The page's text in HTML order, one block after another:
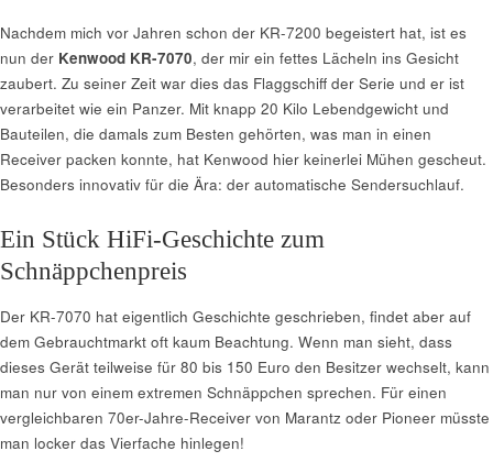
Nachdem mich vor Jahren schon der KR-7200 begeistert hat, ist es
nun der Kenwood KR-7070, der mir ein fettes Lächeln ins Gesicht
zaubert. Zu seiner Zeit war dies das Flaggschiff der Serie und er ist
verarbeitet wie ein Panzer. Mit knapp 20 Kilo Lebendgewicht und
Bauteilen, die damals zum Besten gehörten, was man in einen
Receiver packen konnte, hat Kenwood hier keinerlei Mühen gescheut.
Besonders innovativ für die Ära: der automatische Sendersuchlauf.
Ein Stück HiFi-Geschichte zum
Schnäppchenpreis
Der KR-7070 hat eigentlich Geschichte geschrieben, findet aber auf
dem Gebrauchtmarkt oft kaum Beachtung. Wenn man sieht, dass
dieses Gerät teilweise für 80 bis 150 Euro den Besitzer wechselt, kann
man nur von einem extremen Schnäppchen sprechen. Für einen
vergleichbaren 70er-Jahre-Receiver von Marantz oder Pioneer müsste
man locker das Vierfache hinlegen!